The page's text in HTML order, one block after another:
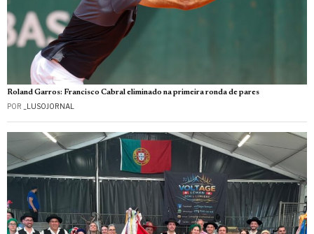
Roland Garros: Francisco Cabral eliminado na primeira ronda de pares
POR _LUSOJORNAL